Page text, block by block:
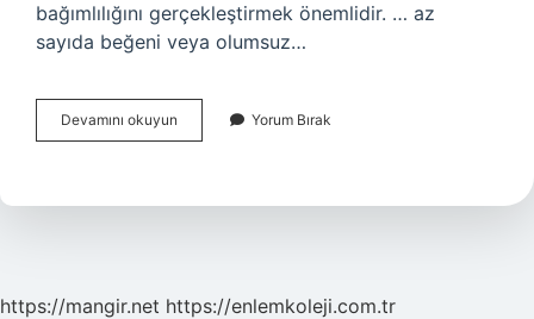
bağımlılığını gerçekleştirmek önemlidir. … az
sayıda beğeni veya olumsuz…
Devamını okuyun Medyanın
Yararları
Nelerdir
Yorum Bırak
https://mangir.net https://enlemkoleji.com.tr